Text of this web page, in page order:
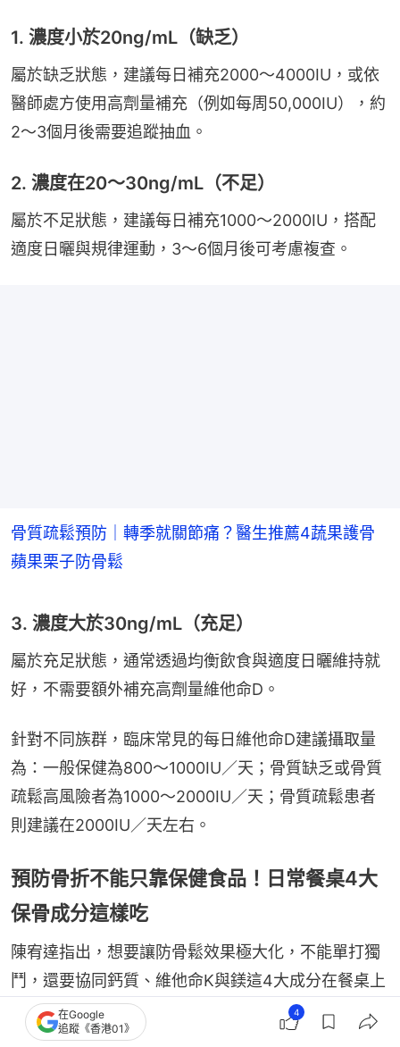
1. 濃度小於20ng/mL（缺乏）
屬於缺乏狀態，建議每日補充2000～4000IU，或依
醫師處方使用高劑量補充（例如每周50,000IU），約
2～3個月後需要追蹤抽血。
2. 濃度在20～30ng/mL（不足）
屬於不足狀態，建議每日補充1000～2000IU，搭配
適度日曬與規律運動，3～6個月後可考慮複查。
骨質疏鬆預防｜轉季就關節痛？醫生推薦4蔬果護骨
蘋果栗子防骨鬆
3. 濃度大於30ng/mL（充足）
屬於充足狀態，通常透過均衡飲食與適度日曬維持就
好，不需要額外補充高劑量維他命D。
針對不同族群，臨床常見的每日維他命D建議攝取量
為：一般保健為800～1000IU／天；骨質缺乏或骨質
疏鬆高風險者為1000～2000IU／天；骨質疏鬆患者
則建議在2000IU／天左右。
預防骨折不能只靠保健食品！日常餐桌4大
保骨成分這樣吃
陳宥達指出，想要讓防骨鬆效果極大化，不能單打獨
鬥，還要協同鈣質、維他命K與鎂這4大成分在餐桌上
互相幫忙。
在Google
追蹤《香港01》
4